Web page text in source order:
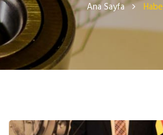
Ana Sayfa